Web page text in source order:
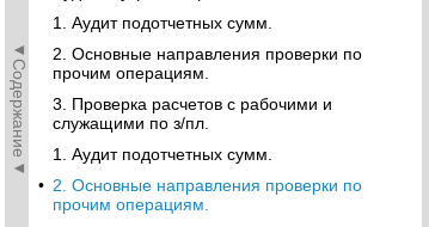
◄Содержание◄
1. Аудит подотчетных сумм.
2. Основные направления проверки по
прочим операциям.
3. Проверка расчетов с рабочими и
служащими по з/пл.
1. Аудит подотчетных сумм.
• 2. Основные направления проверки по
прочим операциям.